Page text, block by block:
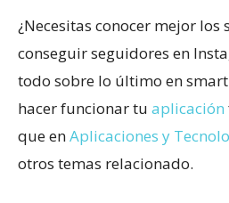
¿Necesitas conocer mejor los
conseguir seguidores en
todo sobre lo último en
hacer funcionar tu aplicación
que enAplicaciones y
otros temas relacionado.